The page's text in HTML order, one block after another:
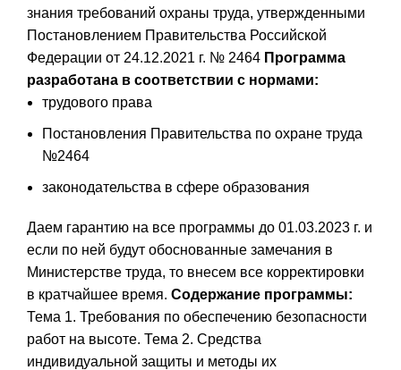
знания требований охраны труда, утвержденными
Постановлением Правительства Российской
Федерации от 24.12.2021 г. № 2464 Программа
разработана в соответствии с нормами:
трудового права
Постановления Правительства по охране труда
№2464
законодательства в сфере образования
Даем гарантию на все программы до 01.03.2023 г. и
если по ней будут обоснованные замечания в
Министерстве труда, то внесем все корректировки
в кратчайшее время. Содержание программы:
Тема 1. Требования по обеспечению безопасности
работ на высоте. Тема 2. Средства
индивидуальной защиты и методы их